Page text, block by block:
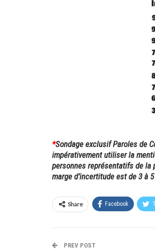
*Sondage exclusif Paroles de
impérativement utiliser la
personnes représentatifs de la
marge d’incertitude est de 3 à
Share Facebook
PREV POST